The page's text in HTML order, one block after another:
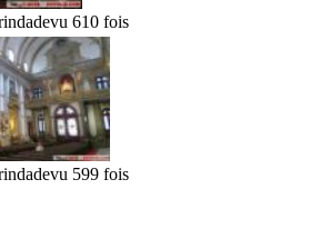
vu 610 fois
vu 599 fois